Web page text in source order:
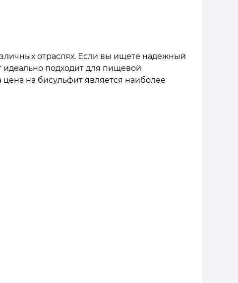
отраслях. Если вы ищете надежный
идеально подходит для пищевой
на бисульфит является наиболее